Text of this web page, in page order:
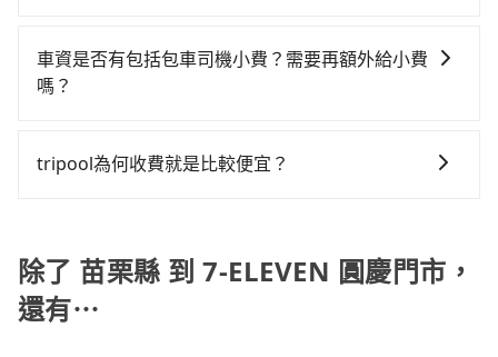
而且更會額外浪費33分鐘在轉乘與等車上，現在還不馬
上來預約tripool！如果你僅有兩位乘車，也可參考
樣。另外，偶爾也會遇到明明已經預約了時間但上一位
用戶卻遲遲尚未歸還，又或者要還車時卻偏偏找不到停
使用時還是有其區域的限制，實際可停靠的地點與你的
詢到具體的費用。
性的取消政策，以給予乘客更多的保障和方便。只需在
用車前一天的凌晨六點前完成取消訂單作業，旅步就承
車資是否有包括包車司機小費？需要再額外給小費
嗎？
服務的認可，您也可以根據司機的服務質量決定是否再
tripool為何收費就是比較便宜？
因為司機素質比較差、車上會有煙味、或者車齡過大，
但事實恰恰相反。tripool不僅有嚴密的篩選機制，定期
淘汰顧客評分較低的司機，且車輛均要求5年內新車，司
除了 苗栗縣 到 7-ELEVEN 圓慶門市，
還有⋯